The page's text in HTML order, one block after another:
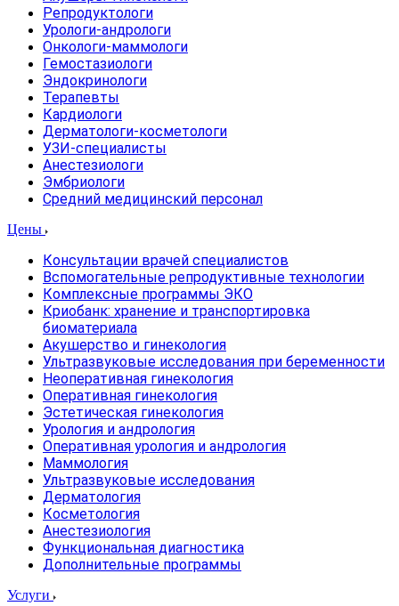
Репродуктологи
Урологи-андрологи
Онкологи-маммологи
Гемостазиологи
Эндокринологи
Терапевты
Кардиологи
Дерматологи-косметологи
УЗИ-специалисты
Анестезиологи
Эмбриологи
Средний медицинский персонал
Цены
Консультации врачей специалистов
Вспомогательные репродуктивные технологии
Комплексные программы ЭКО
Криобанк: хранение и транспортировка
биоматериала
Акушерство и гинекология
Ультразвуковые исследования при беременности
Неоперативная гинекология
Оперативная гинекология
Эстетическая гинекология
Урология и андрология
Оперативная урология и андрология
Маммология
Ультразвуковые исследования
Дерматология
Косметология
Анестезиология
Функциональная диагностика
Дополнительные программы
Услуги